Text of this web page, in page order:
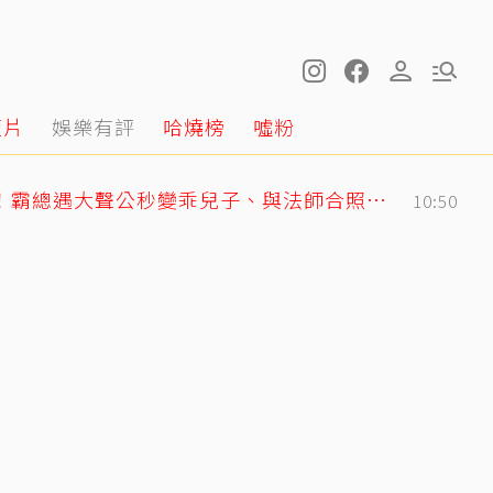
娛樂有評 哈燒榜 噓粉
GD私下反差萌藏不住！霸總遇大聲公秒變乖兒子、與法師合照掀網暴動 10:50